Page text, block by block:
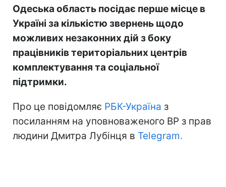
Одеська область посідає перше місце в
Україні за кількістю звернень щодо
можливих незаконних дій з боку
працівників територіальних центрів
комплектування та соціальної
підтримки.
Про це повідомляє РБК-Україна з
посиланням на уповноваженого ВР з прав
людини Дмитра Лубінця в Telegram.